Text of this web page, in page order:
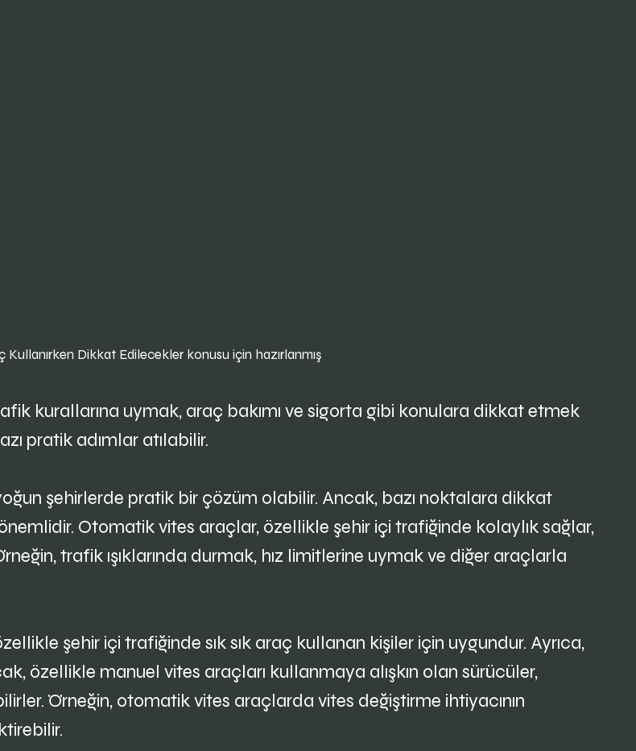
Kullanırken Dikkat Edilecekler konusu için hazırlanmış
kurallarına uymak, araç bakımı ve sigorta gibi konulara dikkat etmek
pratik adımlar atılabilir.
şehirlerde pratik bir çözüm olabilir. Ancak, bazı noktalara dikkat
Otomatik vites araçlar, özellikle şehir içi trafiğinde kolaylık sağlar,
trafik ışıklarında durmak, hız limitlerine uymak ve diğer araçlarla
şehir içi trafiğinde sık sık araç kullanan kişiler için uygundur. Ayrıca,
özellikle manuel vites araçları kullanmaya alışkın olan sürücüler,
Örneğin, otomatik vites araçlarda vites değiştirme ihtiyacının